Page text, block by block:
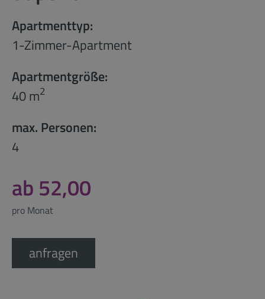
Apartmenttyp:
1-Zimmer-Apartment
Apartmentgröße:
40 m2
max. Personen:
4
ab 52,00
pro Monat
anfragen